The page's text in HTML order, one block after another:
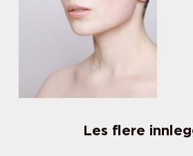
Les flere